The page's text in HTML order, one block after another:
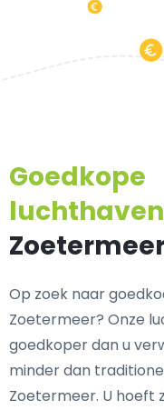
Goedkope
Op zoek naar
Zoetermeer? Onze
goedkoper dan u
minder dan
Zoetermeer. U hoeft